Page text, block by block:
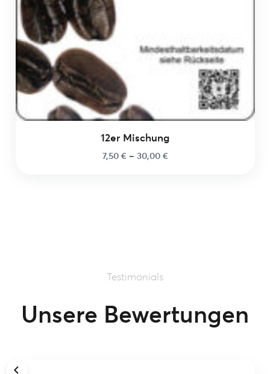
12er Mischung
7,50 €– 30,00 €
Testimonials
Unsere Bewertungen